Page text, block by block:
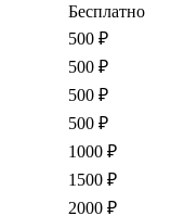
Бесплатно
500 ₽
500 ₽
500 ₽
500 ₽
1000 ₽
1500 ₽
2000 ₽